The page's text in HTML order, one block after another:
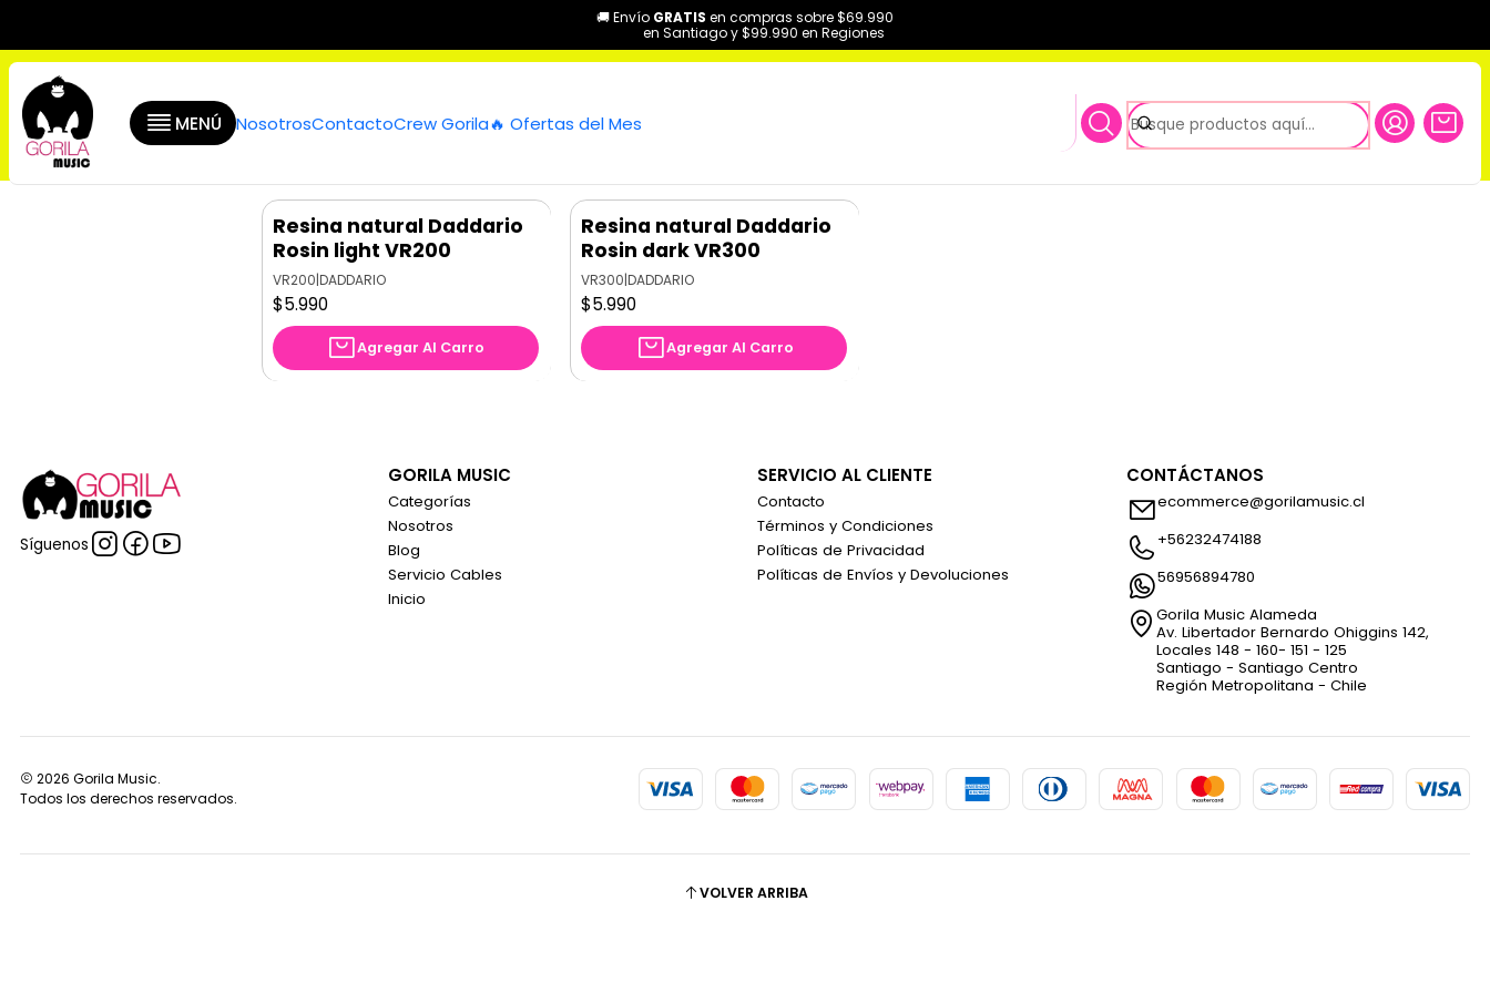
MENÚ NosotrosContactoCrew Gorila🔥 Ofertas del Mes
🚚 Envío GRATIS en compras sobre $69.990
en Santiago y $99.990 en Regiones
Categorías Vientos y Cuerdas Frotadas Accesorios
Nuevo
Resina natural Daddario
Rosin light VR200
VR200|DADDARIO
$5.990
Agregar Al Carro
Nuevo
Resina natural Daddario
Rosin dark VR300
VR300|DADDARIO
$5.990
Agregar Al Carro
Síguenos
GORILA MUSIC
Categorías
Nosotros
Blog
Servicio Cables
Inicio
SERVICIO AL CLIENTE
Contacto
Términos y Condiciones
Políticas de Privacidad
Políticas de Envíos y Devoluciones
CONTÁCTANOS
ecommerce@gorilamusic.cl
+56232474188
56956894780
Gorila Music Alameda
Av. Libertador Bernardo Ohiggins 142,
Locales 148 - 160- 151 - 125
Santiago - Santiago Centro
Región Metropolitana - Chile
2026 Gorila Music.
Todos los derechos reservados.
VOLVER ARRIBA